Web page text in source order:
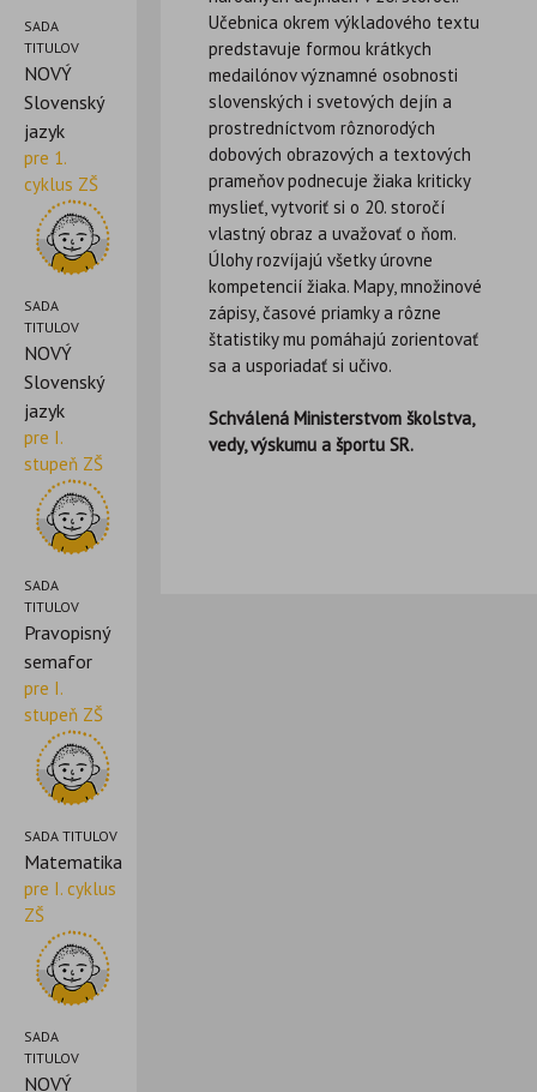
SADA
TITULOV
NOVÝ
Slovenský
jazyk
pre 1.
cyklus ZŠ
SADA
TITULOV
NOVÝ
Slovenský
jazyk
pre I.
stupeň ZŠ
SADA
TITULOV
Pravopisný
semafor
pre I.
stupeň ZŠ
SADA TITULOV
Matematika
pre I. cyklus
ZŠ
SADA
TITULOV
NOVÝ
Učebnica okrem výkladového textu
predstavuje formou krátkych
medailónov významné osobnosti
slovenských i svetových dejín a
prostredníctvom rôznorodých
dobových obrazových a textových
prameňov podnecuje žiaka kriticky
myslieť, vytvoriť si o 20. storočí
vlastný obraz a uvažovať o ňom.
Úlohy rozvíjajú všetky úrovne
kompetencií žiaka. Mapy, množinové
zápisy, časové priamky a rôzne
štatistiky mu pomáhajú zorientovať
sa a usporiadať si učivo.
Schválená Ministerstvom školstva,
vedy, výskumu a športu SR.